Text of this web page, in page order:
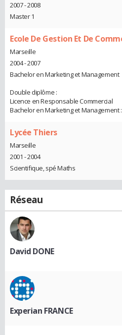
2007 - 2008
Master 1
Ecole De Gestion Et De
Marseille
2004 - 2007
Bachelor en Marketing et Management
Double diplôme :
Licence en Responsable Commercial
Bachelor en Marketing et Management
Lycée Thiers
Marseille
2001 - 2004
Scientifique, spé Maths
Réseau
David DONE
Experian FRANCE